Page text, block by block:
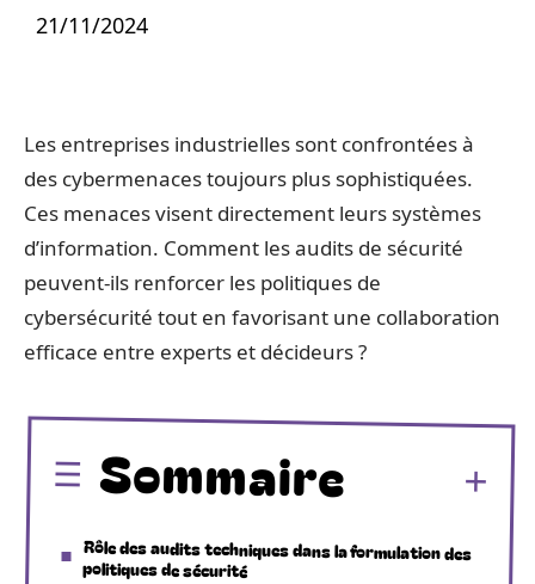
21/11/2024
Les entreprises industrielles sont confrontées à
des cybermenaces toujours plus sophistiquées.
Ces menaces visent directement leurs systèmes
d’information. Comment les audits de sécurité
peuvent-ils renforcer les politiques de
cybersécurité tout en favorisant une collaboration
efficace entre experts et décideurs ?
Sommaire
Rôle des audits techniques dans la formulation des
politiques de sécurité